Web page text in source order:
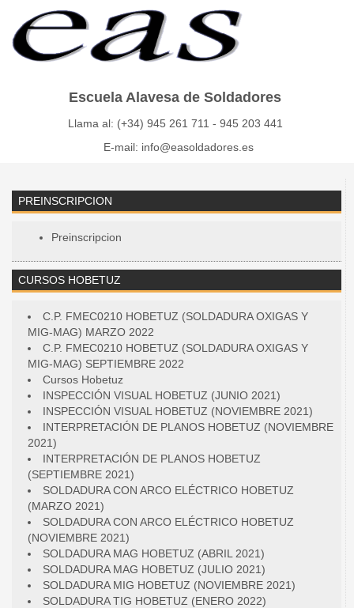
Escuela Alavesa de Soldadores
Llama al: (+34) 945 261 711 - 945 203 441
E-mail: info@easoldadores.es
PREINSCRIPCION
Preinscripcion
CURSOS HOBETUZ
C.P. FMEC0210 HOBETUZ (SOLDADURA OXIGAS Y
MIG-MAG) MARZO 2022
C.P. FMEC0210 HOBETUZ (SOLDADURA OXIGAS Y
MIG-MAG) SEPTIEMBRE 2022
Cursos Hobetuz
INSPECCIÓN VISUAL HOBETUZ (JUNIO 2021)
INSPECCIÓN VISUAL HOBETUZ (NOVIEMBRE 2021)
INTERPRETACIÓN DE PLANOS HOBETUZ (NOVIEMBRE
2021)
INTERPRETACIÓN DE PLANOS HOBETUZ
(SEPTIEMBRE 2021)
SOLDADURA CON ARCO ELÉCTRICO HOBETUZ
(MARZO 2021)
SOLDADURA CON ARCO ELÉCTRICO HOBETUZ
(NOVIEMBRE 2021)
SOLDADURA MAG HOBETUZ (ABRIL 2021)
SOLDADURA MAG HOBETUZ (JULIO 2021)
SOLDADURA MIG HOBETUZ (NOVIEMBRE 2021)
SOLDADURA TIG HOBETUZ (ENERO 2022)